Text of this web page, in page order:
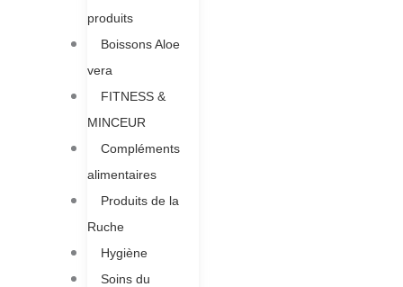
produits
Boissons Aloe
vera
FITNESS &
MINCEUR
Compléments
alimentaires
Produits de la
Ruche​
Hygiène
Soins du